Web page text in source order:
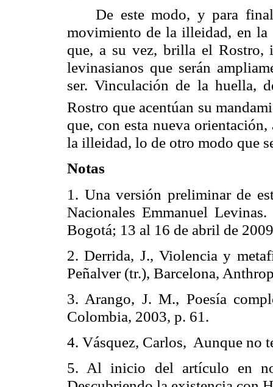
De este modo, y para
movimiento de la illeidad, en la
que, a su vez, brilla el Rostro,
levinasianos que serán
ser. Vinculación de la huella,
Rostro que acentúan su
que, con esta nueva
la illeidad, lo de otro modo que
Notas
1. Una versión preliminar de
Nacionales Emmanuel Levinas.
Bogotá; 13 al 16 de abril de
2.Derrida, J., Violencia y
Peñalver (tr.), Barcelona,
3. Arango, J. M., Poesía
Colombia, 2003, p. 61.
4. Vásquez, Carlos, Aunque no
5. Al inicio del artículo en